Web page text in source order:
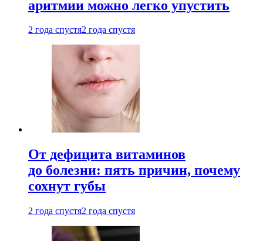
аритмии можно легко упустить
2 года спустя2 года спустя
От дефицита витаминов
до болезни: пять причин, почему
сохнут губы
2 года спустя2 года спустя